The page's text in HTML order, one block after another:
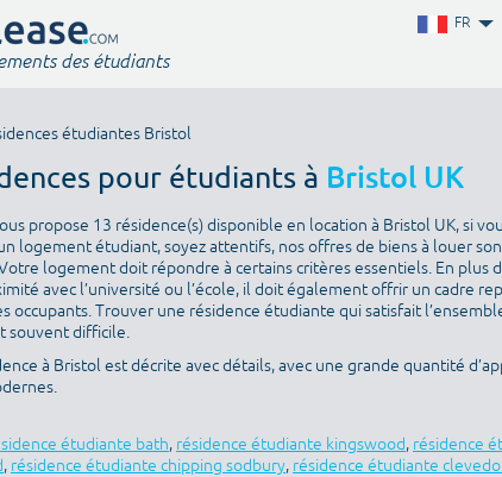
FR
des étudiants
étudiantes Bristol
pour étudiants à Bristol UK
propose 13 résidence(s) disponible en location à Bristol UK, si
logement étudiant, soyez attentifs, nos offres de biens à louer
logement doit répondre à certains critères essentiels. En plus
avec l’université ou l’école, il doit également offrir un cadre
occupants. Trouver une résidence étudiante qui satisfait
souvent difficile.
à Bristol est décrite avec détails, avec une grande quantité
étudiante bath, résidence étudiante kingswood, résidence
, résidence étudiante chipping sodbury, résidence étudiante